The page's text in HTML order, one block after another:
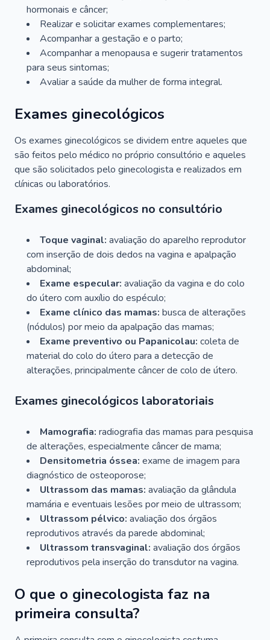
hormonais e câncer;
Realizar e solicitar exames complementares;
Acompanhar a gestação e o parto;
Acompanhar a menopausa e sugerir tratamentos
para seus sintomas;
Avaliar a saúde da mulher de forma integral.
Exames ginecológicos
Os exames ginecológicos se dividem entre aqueles que
são feitos pelo médico no próprio consultório e aqueles
que são solicitados pelo ginecologista e realizados em
clínicas ou laboratórios.
Exames ginecológicos no consultório
Toque vaginal: avaliação do aparelho reprodutor
com inserção de dois dedos na vagina e apalpação
abdominal;
Exame especular: avaliação da vagina e do colo
do útero com auxílio do espéculo;
Exame clínico das mamas: busca de alterações
(nódulos) por meio da apalpação das mamas;
Exame preventivo ou Papanicolau: coleta de
material do colo do útero para a detecção de
alterações, principalmente câncer de colo de útero.
Exames ginecológicos laboratoriais
Mamografia: radiografia das mamas para pesquisa
de alterações, especialmente câncer de mama;
Densitometria óssea: exame de imagem para
diagnóstico de osteoporose;
Ultrassom das mamas: avaliação da glândula
mamária e eventuais lesões por meio de ultrassom;
Ultrassom pélvico: avaliação dos órgãos
reprodutivos através da parede abdominal;
Ultrassom transvaginal: avaliação dos órgãos
reprodutivos pela inserção do transdutor na vagina.
O que o ginecologista faz na
primeira consulta?